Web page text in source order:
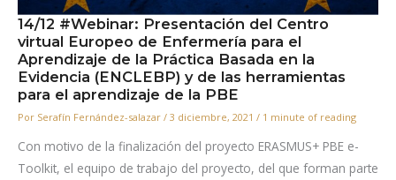
14/12 #Webinar: Presentación del Centro
virtual Europeo de Enfermería para el
Aprendizaje de la Práctica Basada en la
Evidencia (ENCLEBP) y de las herramientas
para el aprendizaje de la PBE
Por Serafín Fernández-salazar / 3 diciembre, 2021 / 1 minute of reading
Con motivo de la finalización del proyecto ERASMUS+ PBE e-
Toolkit, el equipo de trabajo del proyecto, del que forman parte